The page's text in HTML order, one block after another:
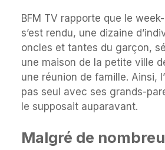
BFM TV rapporte que le
s’est rendu, une dizaine
oncles et tantes du garçon,
une maison de la petite ville
une réunion de famille. Ainsi,
pas seul avec ses grands-
le supposait auparavant.
Malgré de